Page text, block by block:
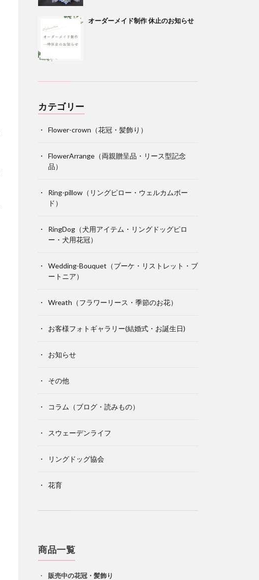
オーダーメイド制作 休止のお知らせ
カテゴリー
Flower-crown（花冠・髪飾り）
FlowerArrange（両親贈呈品・リース型記念
品）
Ring-pillow（リングピロー・ウェルカムボー
ド）
RingDog（犬用アイテム・リングドッグピロ
ー・犬用花冠）
Wedding-Bouquet（ブーケ・リストレット・ブ
ートニア）
Wreath（フラワーリース・季節のお花）
お客様フォトギャラリー(結婚式・お誕生日)
お知らせ
その他
コラム（ブログ・読みもの）
スウェーデンライフ
リングドッグ協会
花育
商品一覧
販売中の花冠・髪飾り